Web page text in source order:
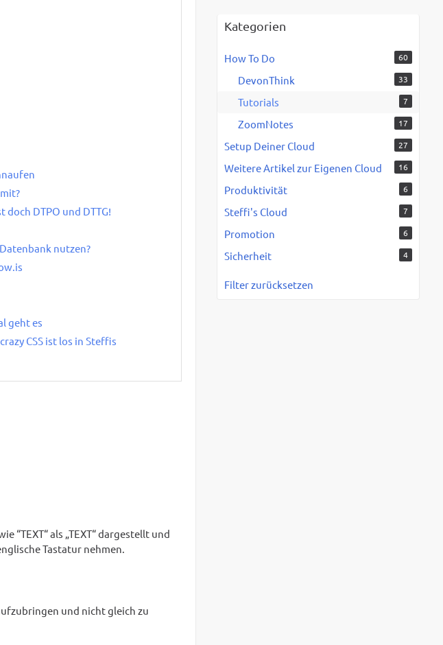
doch DTPO und DTTG!
nutzen?
geht es
CSS ist los in Steffis
als „TEXT“ dargestellt und
Tastatur nehmen.
und nicht gleich zu
Kategorien
How To Do 60
DevonThink 33
Tutorials 7
ZoomNotes 17
Setup Deiner Cloud 27
Weitere Artikel zur Eigenen Cloud 16
Produktivität 6
Steffi's Cloud 7
Promotion 6
Sicherheit 4
Filter zurücksetzen